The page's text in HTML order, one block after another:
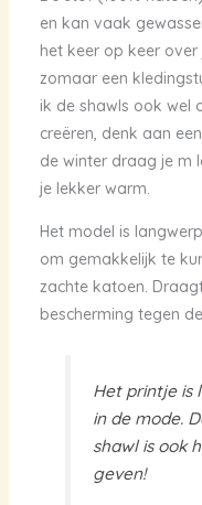
en kan vaak
het keer op keer
zomaar een
ik de shawls ook wel
creëren, denk aan
de winter draag je m
je lekker warm.
Het model is
om gemakkelijk te
zachte katoen.
bescherming tegen
Het printje is
in de mode.
shawl is ook
geven!